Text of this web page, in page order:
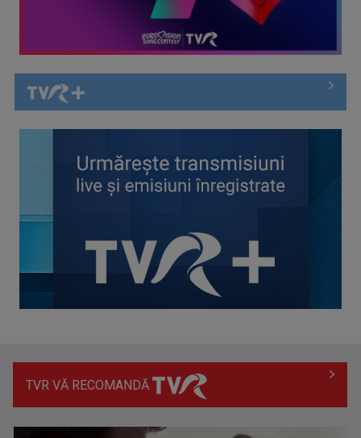
Delegaţia României pleacă la Viena pentru Eurovision 2026
Giulia Nahmany şi Daniel Nuţă prezintă finala Selecţiei
TVR VĂ RECOMANDĂ